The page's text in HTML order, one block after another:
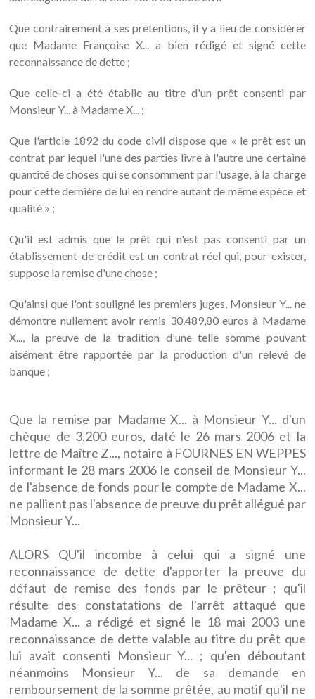
Que contrairement à ses prétentions, il y a lieu de considérer
que Madame Françoise X... a bien rédigé et signé cette
reconnaissance de dette ;
Que celle-ci a été établie au titre d'un prêt consenti par
Monsieur Y... à Madame X... ;
Que l'article 1892 du code civil dispose que « le prêt est un
contrat par lequel l'une des parties livre à l'autre une certaine
quantité de choses qui se consomment par l'usage, à la charge
pour cette dernière de lui en rendre autant de même espèce et
qualité » ;
Qu'il est admis que le prêt qui n'est pas consenti par un
établissement de crédit est un contrat réel qui, pour exister,
suppose la remise d'une chose ;
Qu'ainsi que l'ont souligné les premiers juges, Monsieur Y... ne
démontre nullement avoir remis 30.489,80 euros à Madame
X..., la preuve de la tradition d'une telle somme pouvant
aisément être rapportée par la production d'un relevé de
banque ;
Que la remise par Madame X... à Monsieur Y... d'un
chèque de 3.200 euros, daté le 26 mars 2006 et la
lettre de Maître Z..., notaire à FOURNES EN WEPPES
informant le 28 mars 2006 le conseil de Monsieur Y...
de l'absence de fonds pour le compte de Madame X...
ne pallient pas l'absence de preuve du prêt allégué par
Monsieur Y...
ALORS QU'il incombe à celui qui a signé une
reconnaissance de dette d'apporter la preuve du
défaut de remise des fonds par le prêteur ; qu'il
résulte des constatations de l'arrêt attaqué que
Madame X... a rédigé et signé le 18 mai 2003 une
reconnaissance de dette valable au titre du prêt que
lui avait consenti Monsieur Y... ; qu'en déboutant
néanmoins Monsieur Y... de sa demande en
remboursement de la somme prêtée, au motif qu'il ne